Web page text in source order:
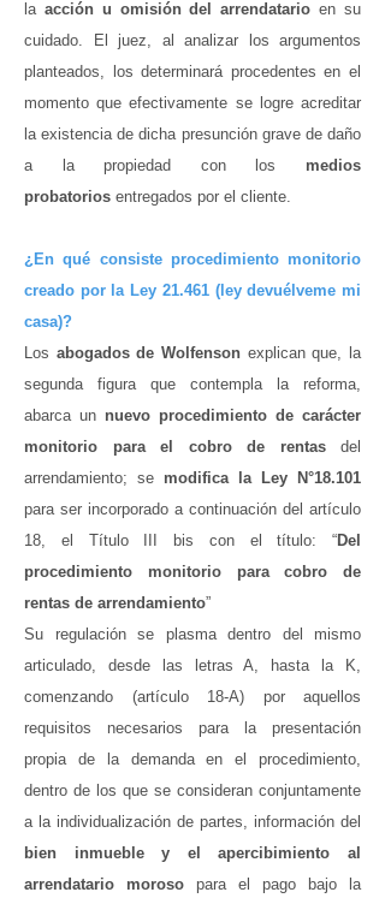
la acción u omisión del arrendatario en su
cuidado. El juez, al analizar los argumentos
planteados, los determinará procedentes en el
momento que efectivamente se logre acreditar
la existencia de dicha presunción grave de daño
a la propiedad con los medios
probatorios entregados por el cliente.
¿En qué consiste procedimiento monitorio
creado por la Ley 21.461 (ley devuélveme mi
casa)?
Los abogados de Wolfenson explican que, la
segunda figura que contempla la reforma,
abarca un nuevo procedimiento de carácter
monitorio
para el cobro de rentasdel
arrendamiento; se modifica la Ley N°18.101
para ser incorporado a continuación del artículo
18, el Título III bis con el título: “Del
procedimiento monitorio para cobro de
rentas de arrendamiento”
Su regulación se plasma dentro del mismo
articulado, desde las letras A, hasta la K,
comenzando (artículo 18-A) por aquellos
requisitos necesarios para la presentación
propia de la demanda en el procedimiento,
dentro de los que se consideran conjuntamente
a la individualización de partes, información del
bien inmueble y el apercibimiento al
arrendatario moroso para el pago bajo la